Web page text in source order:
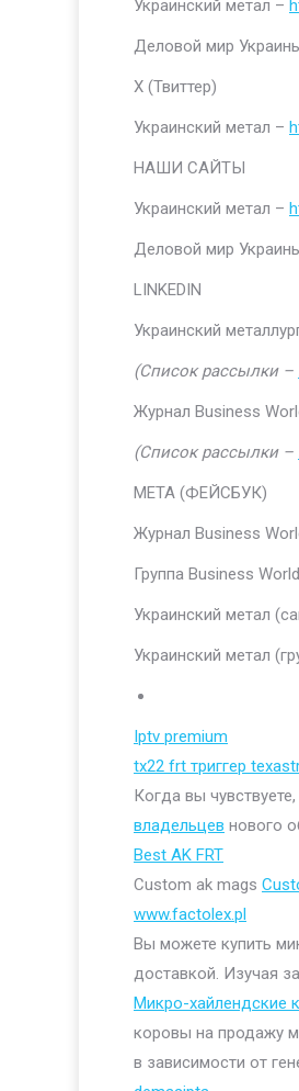
Украинский метал –
Деловой мир
Х (Твиттер)
Украинский метал –
НАШИ САЙТЫ
Украинский метал –
Деловой мир
LINKEDIN
Украинский
(Список рассылки –
Журнал Business
(Список рассылки –
МЕТА (ФЕЙСБУК)
Журнал Business
Группа Business
Украинский метал
Украинский метал
Iptv premium
tx22 frt триггер
Когда вы
владельцев нового
Best AK FRT
Custom ak mags
www.factolex.pl
Вы можете купить
доставкой. Изучая
Микро-хайлендские
коровы на продажу
в зависимости от